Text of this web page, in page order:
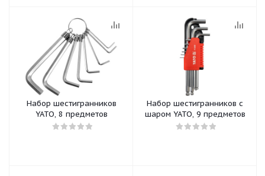
Набор шестигранников
YATO, 8 предметов
Набор шестигранников с
шаром YATO, 9 предметов